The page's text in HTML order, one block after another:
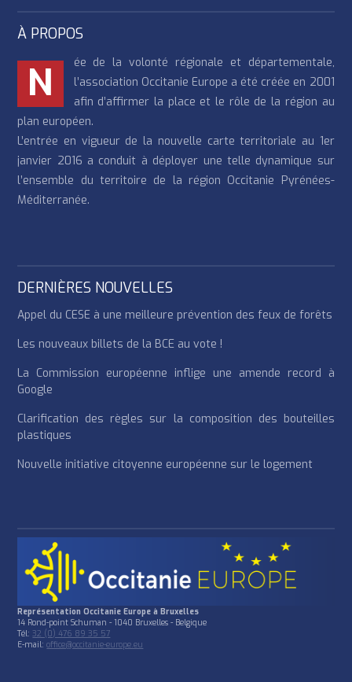
À PROPOS
N
ée de la volonté régionale et départementale,
l’association Occitanie Europe a été créée en 2001
afin d’affirmer la place et le rôle de la région au
plan européen.
L’entrée en vigueur de la nouvelle carte territoriale au 1er
janvier 2016 a conduit à déployer une telle dynamique sur
l’ensemble du territoire de la région Occitanie Pyrénées-
Méditerranée.
DERNIÈRES NOUVELLES
Appel du CESE à une meilleure prévention des feux de forêts
Les nouveaux billets de la BCE au vote !
La Commission européenne inflige une amende record à
Google
Clarification des règles sur la composition des bouteilles
plastiques
Nouvelle initiative citoyenne européenne sur le logement
Représentation Occitanie Europe à Bruxelles
14 Rond-point Schuman - 1040 Bruxelles - Belgique
Tél:32 (0) 476 89 35 57
E-mail:office@occitanie-europe.eu